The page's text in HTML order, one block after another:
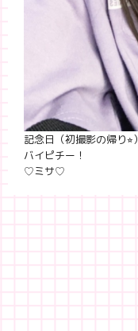
記念日（初撮影の帰り⭐︎）
バイピチー！
♡ミサ♡